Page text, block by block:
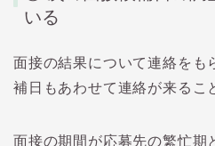
いる
面接の結果について連絡をも
補日もあわせて連絡が来るこ
面接の期間が応募先の繁忙期